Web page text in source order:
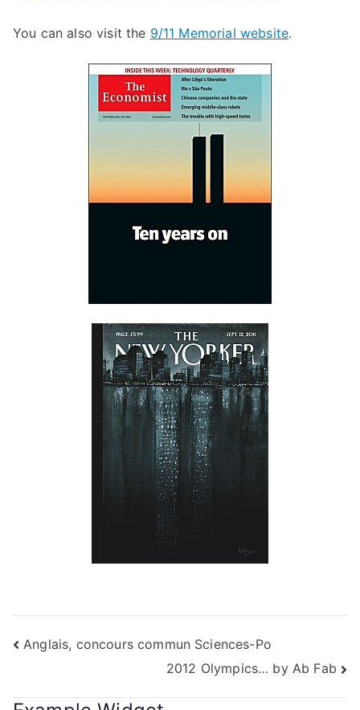
You can also visit the 9/11 Memorial website.
Navigation
Anglais, concours commun Sciences-Po
2012 Olympics… by Ab Fab